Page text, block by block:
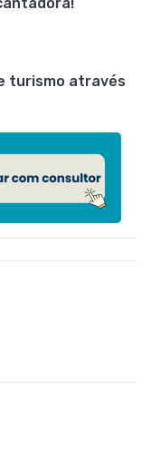
turismo através